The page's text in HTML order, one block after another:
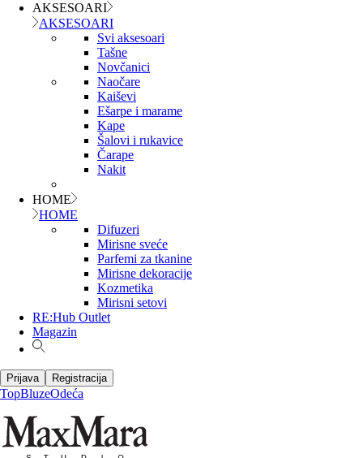
AKSESOARI
AKSESOARI
Svi aksesoari
Tašne
Novčanici
Naočare
Kaiševi
Ešarpe i marame
Kape
Šalovi i rukavice
Čarape
Nakit
HOME
HOME
Difuzeri
Mirisne sveće
Parfemi za tkanine
Mirisne dekoracije
Kozmetika
Mirisni setovi
RE:Hub Outlet
Magazin
Prijava Registracija
TopBluzeOdeća